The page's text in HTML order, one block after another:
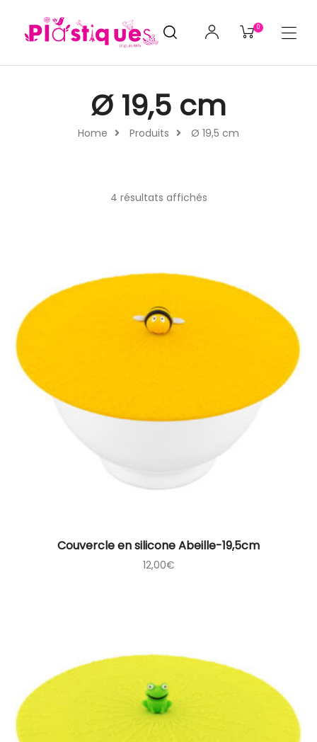
0
Home Produits Ø 19,5 cm
Ø 19,5 cm
4 résultats affichés
Couvercle en silicone Abeille-19,5cm
12,00€